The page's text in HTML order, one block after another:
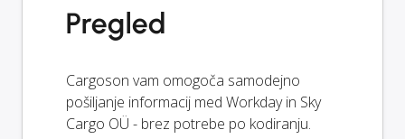
Pregled
Cargoson vam omogoča samodejno
pošiljanje informacij med Workday in Sky
Cargo OÜ - brez potrebe po kodiranju.